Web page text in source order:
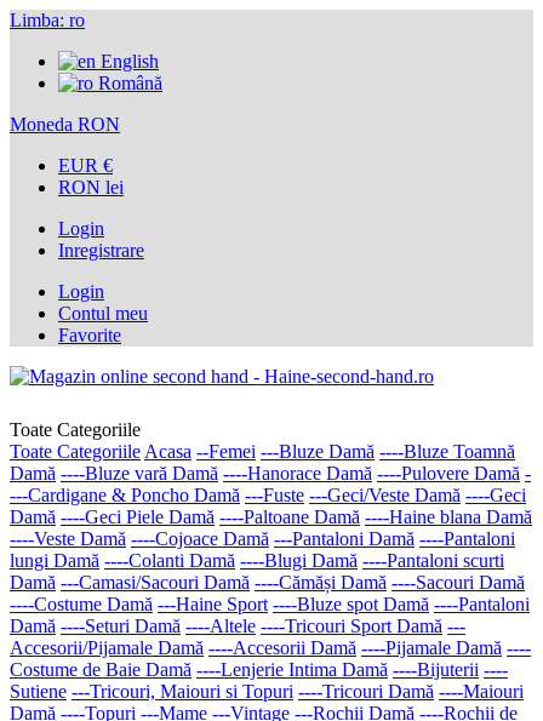
Limba: ro
English
Română
Moneda RON
EUR €
RON lei
Login
Inregistrare
Login
Contul meu
Favorite
Toate Categoriile
Toate Categoriile Acasa --Femei ---Bluze Damă ----Bluze Toamnă
Damă ----Bluze vară Damă ----Hanorace Damă ----Pulovere Damă -
---Cardigane & Poncho Damă ---Fuste ---Geci/Veste Damă ----Geci
Damă ----Geci Piele Damă ----Paltoane Damă ----Haine blana Damă
----Veste Damă ----Cojoace Damă ---Pantaloni Damă ----Pantaloni
lungi Damă ----Colanti Damă ----Blugi Damă ----Pantaloni scurti
Damă ---Camasi/Sacouri Damă ----Cămăși Damă ----Sacouri Damă
----Costume Damă ---Haine Sport ----Bluze spot Damă ----Pantaloni
Damă ----Seturi Damă ----Altele ----Tricouri Sport Damă ---
Accesorii/Pijamale Damă ----Accesorii Damă ----Pijamale Damă ----
Costume de Baie Damă ----Lenjerie Intima Damă ----Bijuterii ----
Sutiene ---Tricouri, Maiouri si Topuri ----Tricouri Damă ----Maiouri
Damă ----Topuri ---Mame ---Vintage ---Rochii Damă ----Rochii de